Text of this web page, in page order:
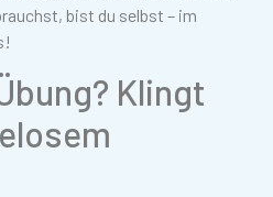
bist du selbst – im
Klingt